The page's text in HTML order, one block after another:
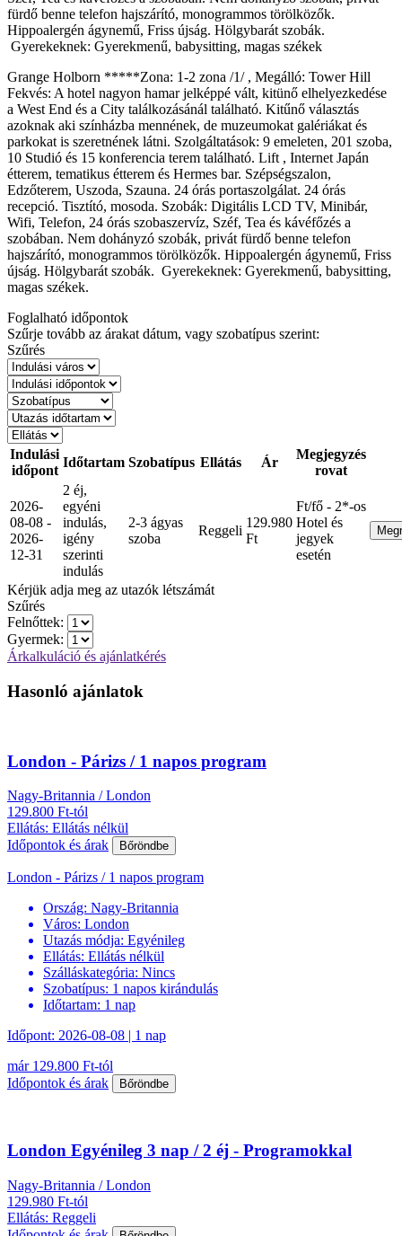
fürdő benne telefon hajszárító, monogrammos törölközők.
Hippoalergén ágynemű, Friss újság. Hölgybarát szobák.
Gyerekeknek: Gyerekmenű, babysitting, magas székek
Grange Holborn *****Zona: 1-2 zona /1/ , Megálló: Tower Hill
Fekvés: A hotel nagyon hamar jelképpé vált, kitünő elhelyezkedése
a West End és a City találkozásánál található. Kitűnő választás
azoknak aki színházba mennének, de muzeumokat galériákat és
parkokat is szeretnének látni. Szolgáltatások: 9 emeleten, 201 szoba,
10 Studió és 15 konferencia terem található. Lift , Internet Japán
étterem, tematikus étterem és Hermes bar. Szépségszalon,
Edzőterem, Uszoda, Szauna. 24 órás portaszolgálat. 24 órás
recepció. Tisztító, mosoda. Szobák: Digitális LCD TV, Minibár,
Wifi, Telefon, 24 órás szobaszervíz, Széf, Tea és kávéfőzés a
szobában. Nem dohányzó szobák, privát fürdő benne telefon
hajszárító, monogrammos törölközők. Hippoalergén ágynemű, Friss
újság. Hölgybarát szobák. Gyerekeknek: Gyerekmenű, babysitting,
magas székek.
Foglalható időpontok
Szűrje tovább az árakat dátum, vagy szobatípus szerint:
Szűrés
Indulási
időpont
Időtartam Szobatípus Ellátás Ár
Megjegyzés
rovat
2026-
08-08 -
2026-
12-31
2 éj,
egyéni
indulás,
igény
szerinti
indulás
2-3 ágyas
szoba
Reggeli
129.980
Ft
Ft/fő - 2*-os
Hotel és
jegyek
esetén
Kérjük adja meg az utazók létszámát
Szűrés
Felnőttek:
Gyermek:
Árkalkuláció és ajánlatkérés
Hasonló ajánlatok
London - Párizs / 1 napos program
Nagy-Britannia / London
129.800 Ft-tól
Ellátás: Ellátás nélkül
Időpontok és árak
Bőröndbe
London - Párizs / 1 napos program
Ország: Nagy-Britannia
Város: London
Utazás módja: Egyénileg
Ellátás: Ellátás nélkül
Szálláskategória: Nincs
Szobatípus: 1 napos kirándulás
Időtartam: 1 nap
Időpont: 2026-08-08 | 1 nap
már 129.800 Ft-tól
Időpontok és árak
Bőröndbe
London Egyénileg 3 nap / 2 éj - Programokkal
Nagy-Britannia / London
129.980 Ft-tól
Ellátás: Reggeli